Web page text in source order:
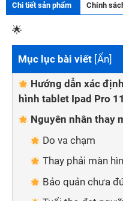
Chi tiết sản phẩm Chính
🌟
Mục lục bài viết [Ẩn]
Hướng dẫn xác
hình tablet Ipad Pro
Nguyên nhân thay
Do va chạm
Thay phải màn
Bảo quản chưa